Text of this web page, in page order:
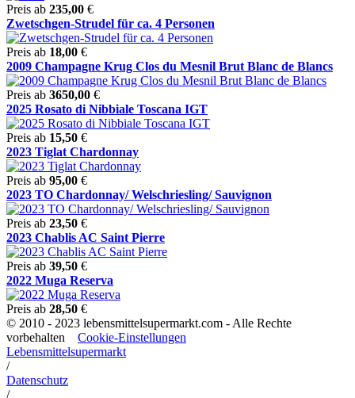
Preis ab 235,00 €
Zwetschgen-Strudel für ca. 4 Personen
Preis ab 18,00 €
2009 Champagne Krug Clos du Mesnil Brut Blanc de Blancs
Preis ab 3650,00 €
2025 Rosato di Nibbiale Toscana IGT
Preis ab 15,50 €
2023 Tiglat Chardonnay
Preis ab 95,00 €
2023 TO Chardonnay/ Welschriesling/ Sauvignon
Preis ab 23,50 €
2023 Chablis AC Saint Pierre
Preis ab 39,50 €
2022 Muga Reserva
Preis ab 28,50 €
© 2010 - 2023 lebensmittelsupermarkt.com - Alle Rechte
vorbehalten Cookie-Einstellungen
Lebensmittelsupermarkt
/
Datenschutz
/